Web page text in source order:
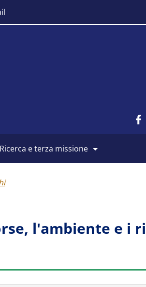
ricerca e terza missione
l'ambiente e i